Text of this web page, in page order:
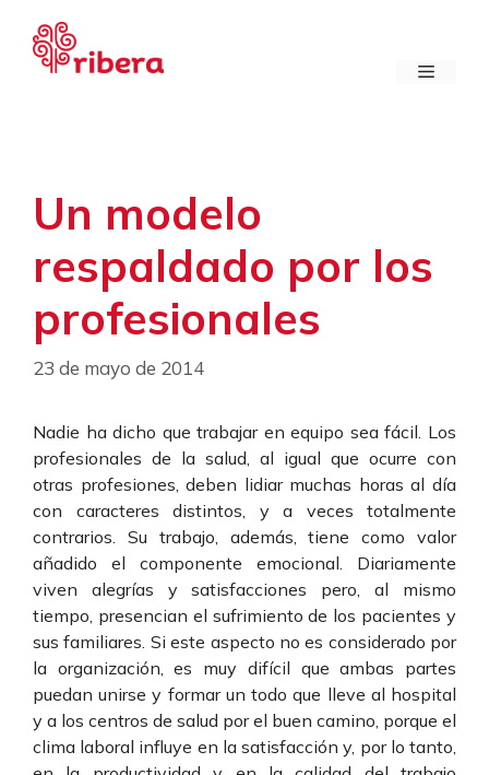
contenido
Menú
Un modelo
respaldado por los
profesionales
23 de mayo de 2014
Nadie ha dicho que trabajar en equipo sea fácil. Los
profesionales de la salud, al igual que ocurre con
otras profesiones, deben lidiar muchas horas al día
con caracteres distintos, y a veces totalmente
contrarios. Su trabajo, además, tiene como valor
añadido el componente emocional. Diariamente
viven alegrías y satisfacciones pero, al mismo
tiempo, presencian el sufrimiento de los pacientes y
sus familiares. Si este aspecto no es considerado por
la organización, es muy difícil que ambas partes
puedan unirse y formar un todo que lleve al hospital
y a los centros de salud por el buen camino, porque el
clima laboral influye en la satisfacción y, por lo tanto,